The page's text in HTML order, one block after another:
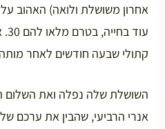
אחרון משושלת ולואה) האהוב
קתולי שבעה חודשים לאחר
השושלת שלה נפלה ואת השלום
אנרי הרביעי, שהבין את ערכם